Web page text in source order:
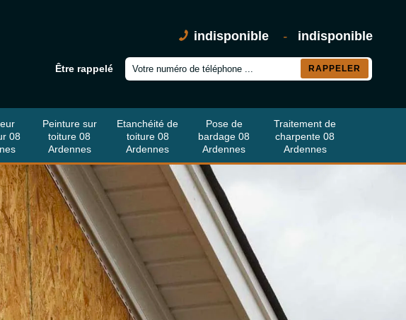
indisponible - indisponible
Être rappelé
08
Peinture sur
toiture 08
Ardennes
Etanchéité de
toiture 08
Ardennes
Pose de
bardage 08
Ardennes
Traitement de
charpente 08
Ardennes